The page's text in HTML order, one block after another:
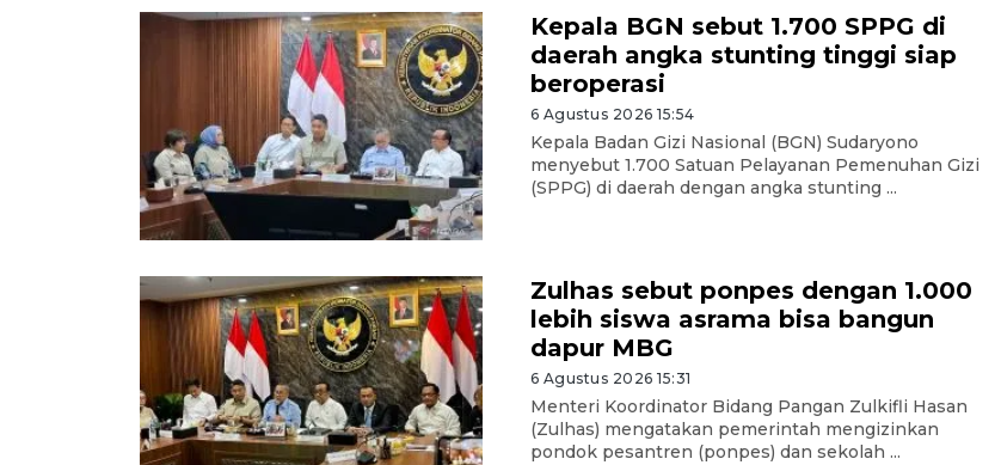
Kepala BGN sebut 1.700 SPPG di
daerah angka stunting tinggi siap
beroperasi
6 Agustus 2026 15:54
Kepala Badan Gizi Nasional (BGN) Sudaryono
menyebut 1.700 Satuan Pelayanan Pemenuhan Gizi
(SPPG) di daerah dengan angka stunting ...
Zulhas sebut ponpes dengan 1.000
lebih siswa asrama bisa bangun
dapur MBG
6 Agustus 2026 15:31
Menteri Koordinator Bidang Pangan Zulkifli Hasan
(Zulhas) mengatakan pemerintah mengizinkan
pondok pesantren (ponpes) dan sekolah ...